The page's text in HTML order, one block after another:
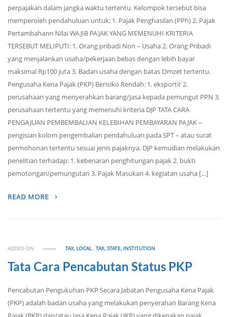
perpajakan dalam jangka waktu tertentu. Kelompok tersebut bisa
memperoleh pendahuluan untuk: 1. Pajak Penghasilan (PPh) 2. Pajak
Pertambahann Nilai WAJIB PAJAK YANG MEMENUHI KRITERIA
TERSEBUT MELIPUTI: 1. Orang pribadi Non – Usaha 2. Orang Pribadi
yang menjalankan usaha/pekerjaan bebas dengan lebih bayar
maksimal Rp100 juta 3. Badan usaha dengan batas Omzet tertentu.
Pengusaha Kena Pajak (PKP) Berisiko Rendah: 1. eksportir 2.
perusahaan yang menyerahkan barang/jasa kepada pemungut PPN 3.
perusahaan tertentu yang memenuhi kriteria DJP TATA CARA
PENGAJUAN PEMBEMBALIAN KELEBIHAN PEMBAYARAN PAJAK –
pengisian kolom pengembalian pendahuluan pada SPT – atau surat
permohonan tertentu sesuai jenis pajaknya. DJP kemudian melakukan
penelitian terhadap: 1. kebenaran penghitungan pajak 2. bukti
pemotongan/pemungutan 3. Pajak Masukan 4. kegiatan usaha […]
READ MORE
ADDED ON TAX, LOCAL,TAX, STATE, INSTITUTION
Tata Cara Pencabutan Status PKP
Pencabutan Pengukuhan PKP Secara Jabatan Pengusaha Kena Pajak
(PKP) adalah badan usaha yang melakukan penyerahan Barang Kena